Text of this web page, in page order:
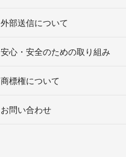
外部送信について
安心・安全のための取り組み
商標権について
お問い合わせ